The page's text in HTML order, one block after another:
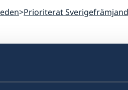
Prioriterat